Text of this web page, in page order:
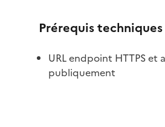
Prérequis techniques
URL endpoint HTTPS et
publiquement